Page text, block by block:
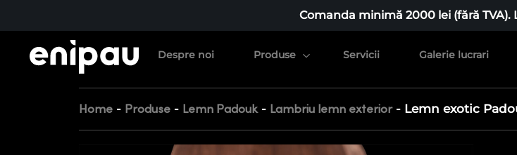
Comanda minimă 2000 lei (fără
Despre noi Produse Servicii Galerie lucrari
Home - Produse - Lemn Padouk- Lambriu lemn exterior- Lemn exotic